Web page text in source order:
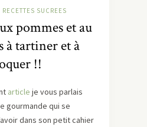
RECETTES SUCREES
pommes et au
à tartiner et à
!!
article je vous parlais
gourmande qui se
dans son petit cahier